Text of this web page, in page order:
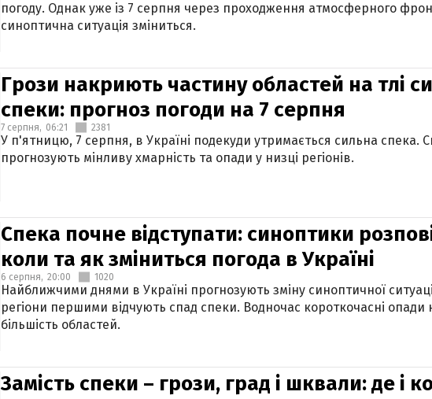
погоду. Однак уже із 7 серпня через проходження атмосферного
синоптична ситуація зміниться.
Грози накриють частину областей на тлі
спеки: прогноз погоди на 7 серпня
7 серпня, 06:21 2381
У п'ятницю, 7 серпня, в Україні подекуди утримається сильна спека.
прогнозують мінливу хмарність та опади у низці регіонів.
Спека почне відступати: синоптики
коли та як зміниться погода в Україні
6 серпня, 20:00 1020
Найближчими днями в Україні прогнозують зміну синоптичної
регіони першими відчують спад спеки. Водночас короткочасні
більшість областей.
Замість спеки – грози, град і шквали: де і